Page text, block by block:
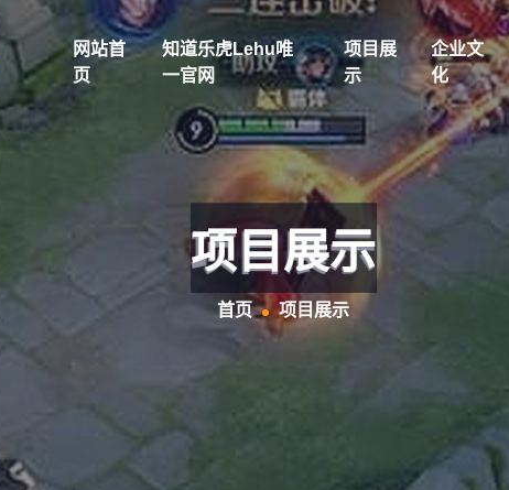
网站首
页
知道乐虎lehu唯
一官网
项目展
示
企业文
化
项目展示
首页 项目展示